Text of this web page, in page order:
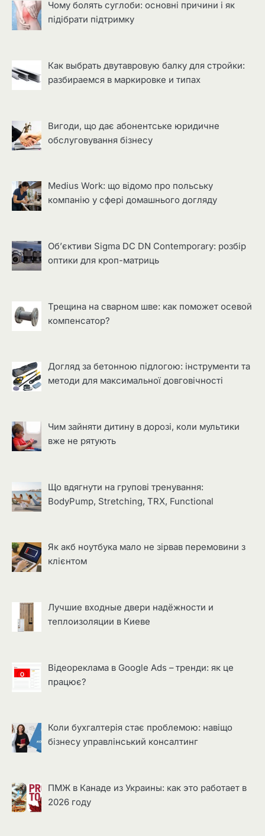
Чому болять суглоби: основні причини і як
підібрати підтримку
Как выбрать двутавровую балку для стройки:
разбираемся в маркировке и типах
Вигоди, що дає абонентське юридичне
обслуговування бізнесу
Medius Work: що відомо про польську
компанію у сфері домашнього догляду
Об’єктиви Sigma DC DN Contemporary: розбір
оптики для кроп-матриць
Трещина на сварном шве: как поможет осевой
компенсатор?
Догляд за бетонною підлогою: інструменти та
методи для максимальної довговічності
Чим зайняти дитину в дорозі, коли мультики
вже не рятують
Що вдягнути на групові тренування:
BodyPump, Stretching, TRX, Functional
Як акб ноутбука мало не зірвав перемовини з
клієнтом
Лучшие входные двери надёжности и
теплоизоляции в Киеве
Відеореклама в Google Ads – тренди: як це
працює?
Коли бухгалтерія стає проблемою: навіщо
бізнесу управлінський консалтинг
ПМЖ в Канаде из Украины: как это работает в
2026 году